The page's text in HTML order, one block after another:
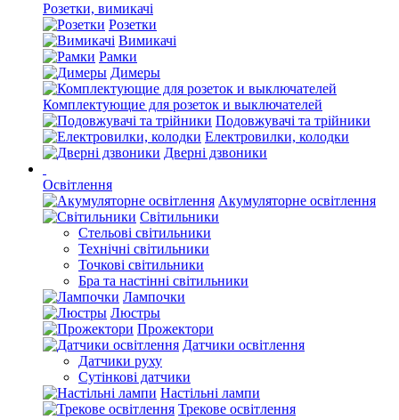
Розетки, вимикачі
Розетки
Вимикачі
Рамки
Димеры
Комплектующие для розеток и выключателей
Подовжувачі та трійники
Електровилки, колодки
Дверні дзвоники
Освітлення
Акумуляторне освітлення
Світильники
Стельові світильники
Технічні світильники
Точкові світильники
Бра та настінні світильники
Лампочки
Люстры
Прожектори
Датчики освітлення
Датчики руху
Сутінкові датчики
Настільні лампи
Трекове освітлення